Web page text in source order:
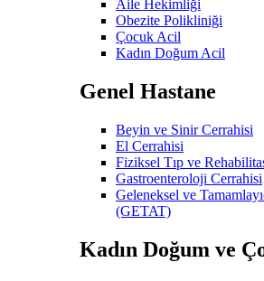
Aile Hekimliği
Obezite Polikliniği
Çocuk Acil
Kadın Doğum Acil
Genel Hastane
Beyin ve Sinir Cerrahisi
El Cerrahisi
Fiziksel Tıp ve
Gastroenteroloji Cerrahisi
Geleneksel ve
(GETAT)
Kadın Doğum ve